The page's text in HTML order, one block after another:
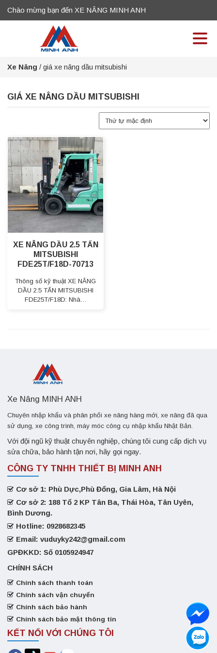
Chào mừng bạn đến XE NÂNG MINH ANH
Xe Nâng / giá xe nâng dầu mitsubishi
GIÁ XE NÂNG DẦU MITSUBISHI
XE NÂNG DẦU 2.5 TẤN
MITSUBISHI
FDE25T/F18D-70713
Thông số kỹ thuật XE NÂNG
DẦU 2.5 TẤN MITSUBISHI
FDE25T/F18D: Nhà…
Xe Nâng MINH ANH
Chuyên nhập khẩu và phân phối xe nâng hàng mới, xe nâng đã qua
sử dụng, xe công trình, máy móc công cụ nhập khẩu Nhật Bản.
Với đội ngũ kỹ thuật chuyên nghiệp, chúng tôi cung cấp dịch vụ
sửa chữa, bảo hành tận nơi, hãy gọi ngay.
CÔNG TY TNHH THIẾT BỊ MINH ANH
Cơ sở 1: Phù Dực,Phù Đổng, Gia Lâm, Hà Nội
Cơ sở 2: 188 Tổ 2 KP Tân Ba, Thái Hòa, Tân Uyên,
Bình Dương.
Hotline: 0928682345
Email: vuduyky242@gmail.com
GPĐKKD: Số 0105924947
CHÍNH SÁCH
Chính sách thanh toán
Chính sách vận chuyển
Chính sách bảo hành
Chính sách bảo mật thông tin
KẾT NỐI VỚI CHÚNG TÔI